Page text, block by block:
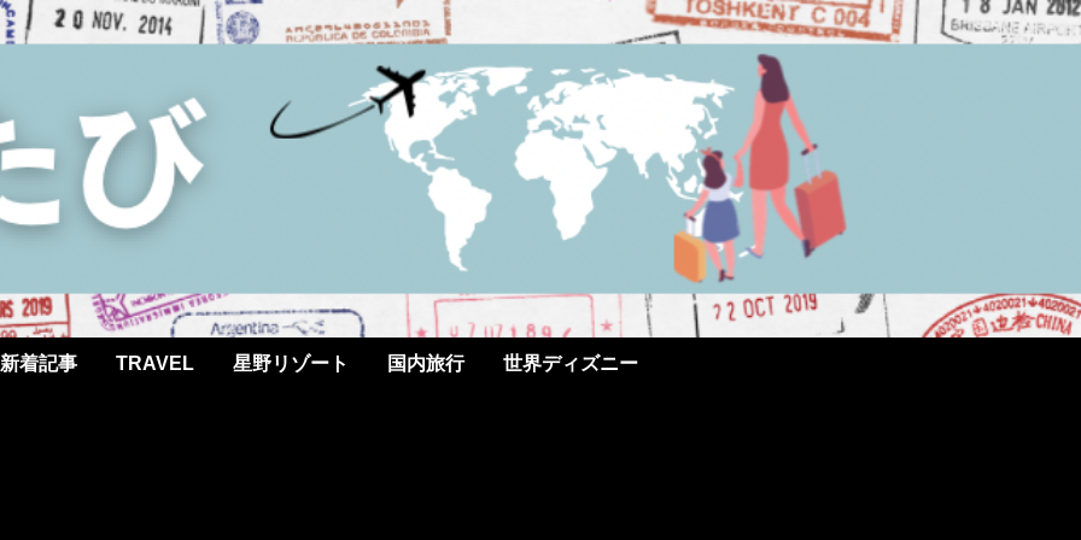
新着記事 TRAVEL 星野リゾート 国内旅行 世界ディズニー